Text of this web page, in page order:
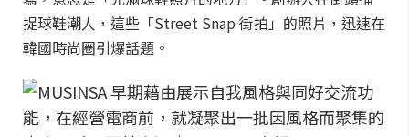
捉球鞋潮人，這些「Street Snap 街拍」的照片，迅速在
韓國時尚圈引爆話題。